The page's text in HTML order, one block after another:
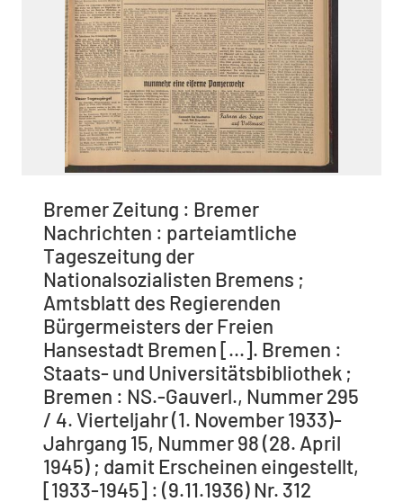
Bremer Zeitung : Bremer
Nachrichten : parteiamtliche
Tageszeitung der
Nationalsozialisten Bremens ;
Amtsblatt des Regierenden
Bürgermeisters der Freien
Hansestadt Bremen [...]. Bremen :
Staats- und Universitätsbibliothek ;
Bremen : NS.-Gauverl., Nummer 295
/ 4. Vierteljahr (1. November 1933)-
Jahrgang 15, Nummer 98 (28. April
1945) ; damit Erscheinen eingestellt,
[1933-1945] : (9.11.1936) Nr. 312